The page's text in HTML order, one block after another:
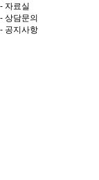
- 자료실
- 상담문의
- 공지사항